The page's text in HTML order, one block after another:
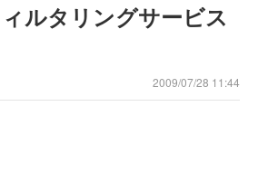
ルタリングサービス
2009/07/28 11:44